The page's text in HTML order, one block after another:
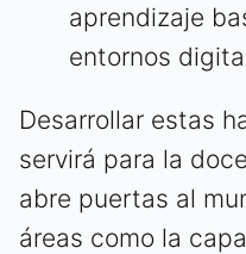
aprendizaje
entornos
Desarrollar estas
servirá para la
abre puertas al
áreas como la